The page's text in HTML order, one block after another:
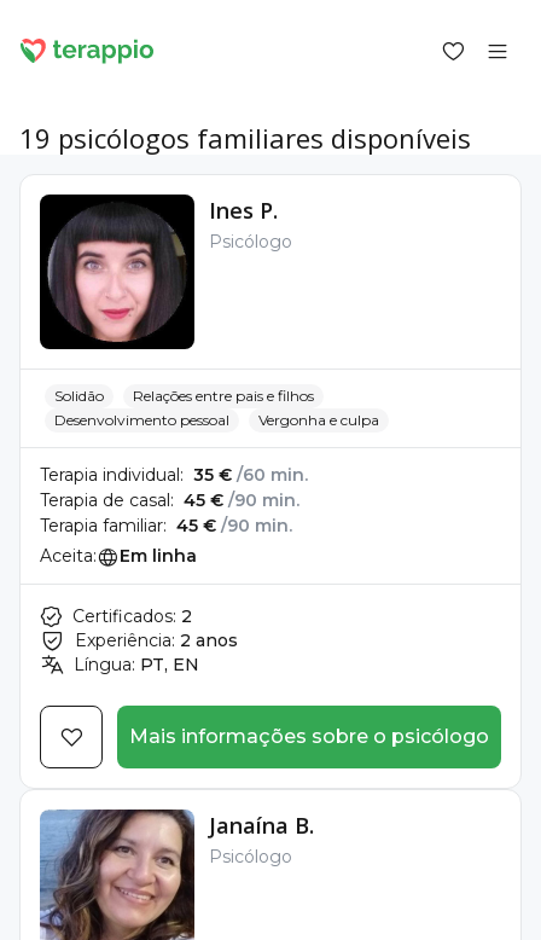
Entrar como cliente
Entrar como psicólogo
Serviços
Blogue
Fórum
Sobre o terappio
Perguntas e respostas
office@terappio.com
19 psicólogos familiares disponíveis
Ines P.
Psicólogo
Solidão
Relações entre pais e filhos
Desenvolvimento pessoal
Vergonha e culpa
Terapia individual: 35 € /60 min.
Terapia de casal: 45 € /90 min.
Terapia familiar: 45 € /90 min.
Aceita:
Em linha
Certificados: 2
Experiência: 2 anos
Língua: PT, EN
Mais informações sobre o psicólogo
Janaína B.
Psicólogo